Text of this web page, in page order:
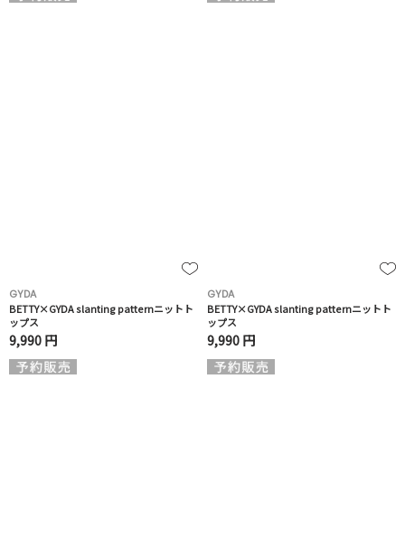
GYDA
BETTY×GYDA slanting patternニットト
ップス
9,990 円
GYDA
BETTY×GYDA slanting patternニットト
ップス
9,990 円